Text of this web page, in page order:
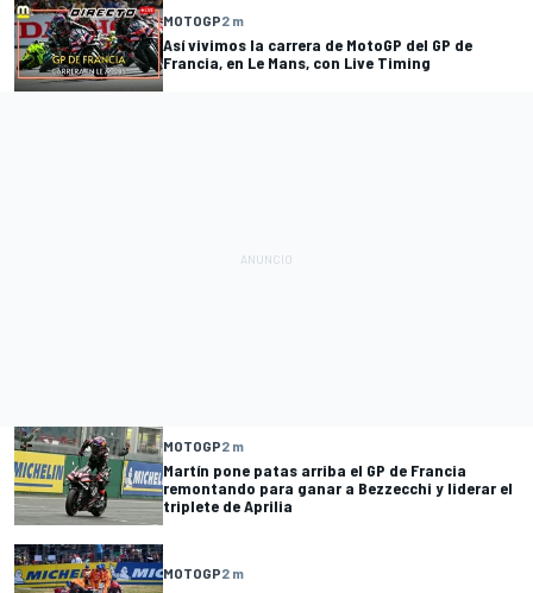
MOTOGP2 m
Así vivimos la carrera de MotoGP del GP de
Francia, en Le Mans, con Live Timing
MOTOGP2 m
Martín pone patas arriba el GP de Francia
remontando para ganar a Bezzecchi y liderar el
triplete de Aprilia
MOTOGP2 m